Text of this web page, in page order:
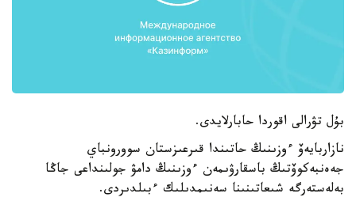
بۇل تۋرالى اقوردا حابارلايدى.
نازاربايەۆ ءوزىنىڭ حاتىندا قىرعىزستان سوورونباي
جەەنبەكوۆتىڭ باسقارۋىمەن ءوزىنىڭ دامۋ جولىنداعى جاڭا
بەلەستەرگە شىعاتىنىنا سەنىمدىلىك ءبىلدىردى.